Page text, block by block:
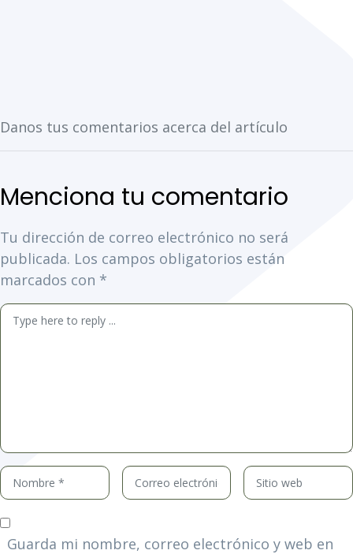
Tu dirección de correo electrónico no será
publicada. Los campos obligatorios están
marcados con *
Comentario
Nombre
*
Correo
electrónico
Sitio
web
Guarda mi nombre, correo electrónico y web en